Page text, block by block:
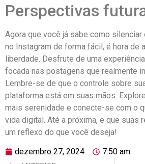
Perspectivas
Agora que​ você já ⁣sabe como
no Instagram de forma fácil, é hora‌ de
liberdade. Desfrute ‍de uma
focada nas postagens que realmente
Lembre-se de que o controle sobre⁢
plataforma está em suas mãos.
mais⁢ serenidade e conecte-se com o
vida digital. Até a próxima, e que suas
um​ reflexo do que você deseja!
dezembro 27, 2024 7:50 am